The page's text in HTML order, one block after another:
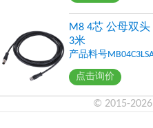
M8 4芯 公母双头
3米
产品料号
点击询价
© 2015-